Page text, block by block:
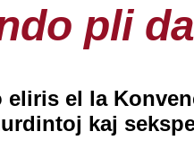
pli
el la
kaj